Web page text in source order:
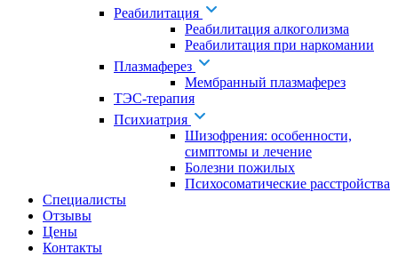
Реабилитация
Реабилитация алкоголизма
Реабилитация при наркомании
Плазмаферез
Мембранный плазмаферез
ТЭС-терапия
Психиатрия
Шизофрения: особенности,
симптомы и лечение
Болезни пожилых
Психосоматические расстройства
Специалисты
Отзывы
Цены
Контакты